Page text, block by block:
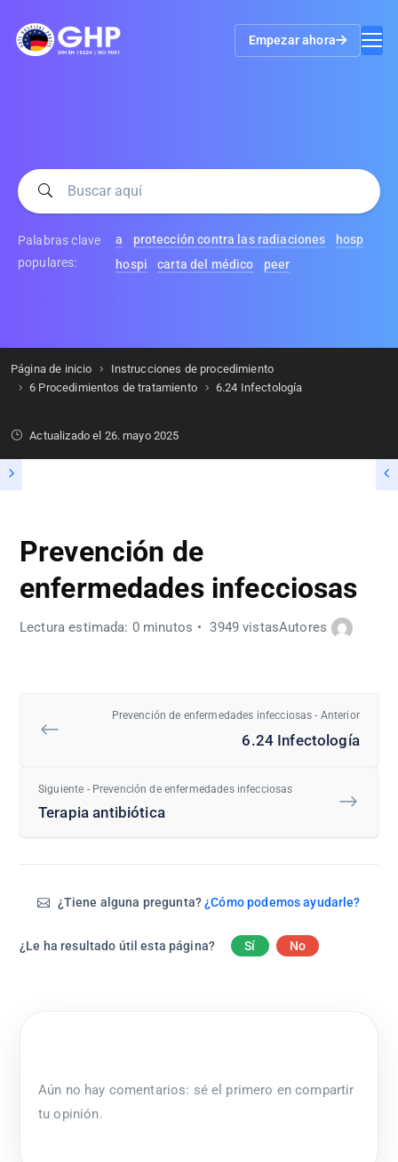
Empezar ahora
Palabras clave
populares:
a protección contra las radiaciones
hosp
hospi
carta del médico peer
Página de inicio
Instrucciones de procedimiento
6 Procedimientos de tratamiento
6.24 Infectología
Actualizado el 26. mayo 2025
Prevención de
enfermedades infecciosas
Lectura estimada: 0 minutos 3949 vistasAutores
Prevención de enfermedades infecciosas - Anterior
6.24 Infectología
Siguiente - Prevención de enfermedades infecciosas
Terapia antibiótica
¿Tiene alguna pregunta?¿Cómo podemos ayudarle?
¿Le ha resultado útil esta página? Sí No
Aún no hay comentarios: sé el primero en compartir
tu opinión.